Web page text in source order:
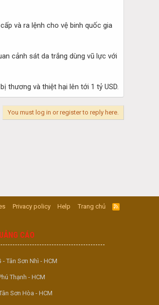
và ra lệnh cho vệ binh quốc gia
cảnh sát da trắng dùng vũ lực với
thương và thiệt hại lên tới 1 tỷ USD.
You must log in or register to reply here.
Privacy policy Help Trang chủ
R
S
CÁO
Tân Sơn Nhì - HCM
Thạnh - HCM
Sơn Hòa - HCM